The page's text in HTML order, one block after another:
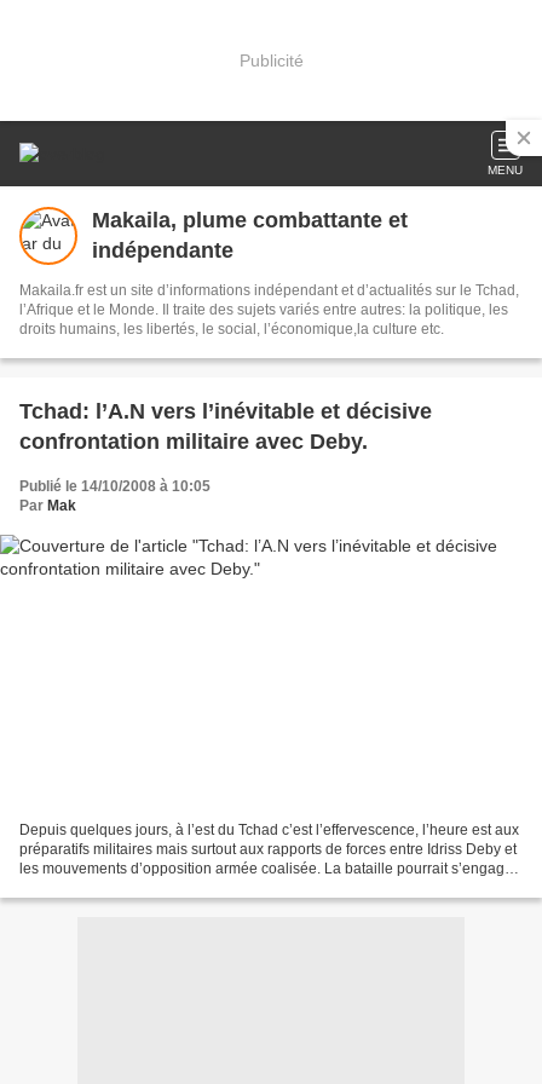
Publicité
MENU
Makaila, plume combattante et
indépendante
Makaila.fr est un site d’informations indépendant et d’actualités sur le Tchad,
l’Afrique et le Monde. Il traite des sujets variés entre autres: la politique, les
droits humains, les libertés, le social, l’économique,la culture etc.
Tchad: l’A.N vers l’inévitable et décisive
confrontation militaire avec Deby.
Publié le 14/10/2008 à 10:05
Par Mak
Depuis quelques jours, à l’est du Tchad c’est l’effervescence, l’heure est aux
préparatifs militaires mais surtout aux rapports de forces entre Idriss Deby et
les mouvements d’opposition armée coalisée. La bataille pourrait s’engager